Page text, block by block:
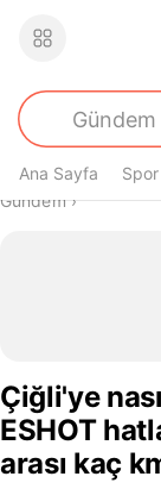
Ana Sayfa Spor
Buradasın
Gündem›
Çiğli'ye
ESHOT
arası kaç